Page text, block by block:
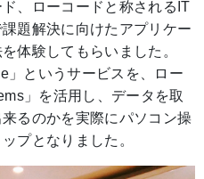
、ローコードと称されるIT
題解決に向けたアプリケー
体験してもらいました。
」というサービスを、ロー
」を活用し、データを取
るのかを実際にパソコン操
プとなりました。